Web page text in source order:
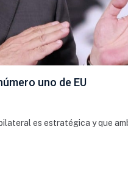
uno de EU
es estratégica y que